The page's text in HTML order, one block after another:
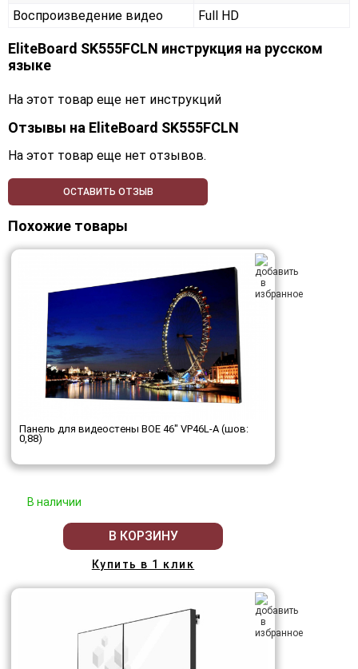
Воспроизведение видео
Full HD
EliteBoard SK555FCLN инструкция на русском
языке
На этот товар еще нет инструкций
Отзывы на EliteBoard SK555FCLN
На этот товар еще нет отзывов.
ОСТАВИТЬ ОТЗЫВ
Похожие товары
Панель для видеостены BOE 46" VP46L-A (шов:
0,88)
В наличии
В КОРЗИНУ
Купить в 1 клик